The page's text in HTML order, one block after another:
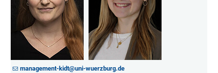
management-kidt@uni-wuerzburg.de